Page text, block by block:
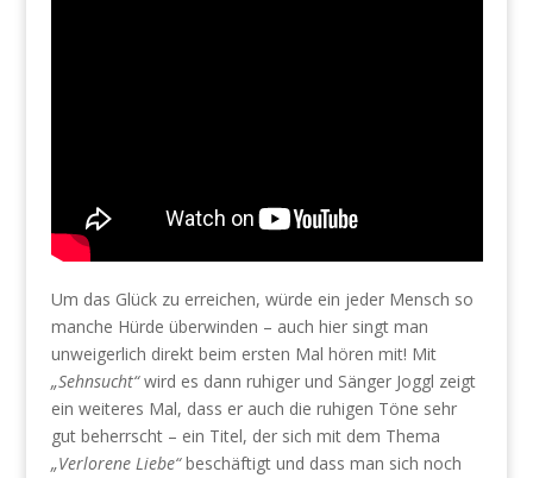
Um das Glück zu erreichen, würde ein jeder Mensch so
manche Hürde überwinden – auch hier singt man
unweigerlich direkt beim ersten Mal hören mit! Mit
„Sehnsucht“wird es dann ruhiger und Sänger Joggl zeigt
ein weiteres Mal, dass er auch die ruhigen Töne sehr
gut beherrscht – ein Titel, der sich mit dem Thema
„Verlorene Liebe“beschäftigt und dass man sich noch